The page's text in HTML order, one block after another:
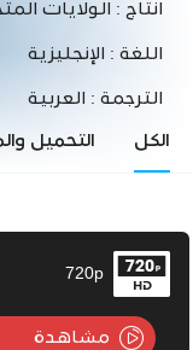
انتاج : الولايات
اللغة : الإنجليزية
الترجمة : العربية
الكل التحميل
720p
مشاهدة